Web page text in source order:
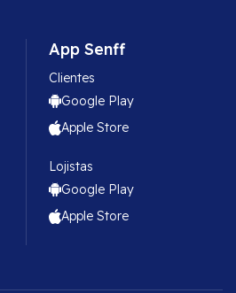
App Senff
Clientes
Google Play
Apple Store
Lojistas
Google Play
Apple Store